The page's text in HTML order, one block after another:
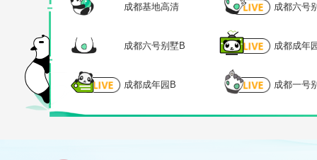
成都基地高清 成都六号
成都六号别墅B 成都成年
成都成年园B 成都一号